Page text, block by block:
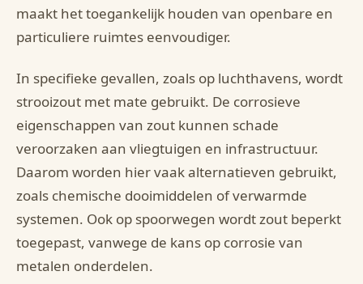
maakt het toegankelijk houden van openbare en
particuliere ruimtes eenvoudiger.
In specifieke gevallen, zoals op luchthavens, wordt
strooizout met mate gebruikt. De corrosieve
eigenschappen van zout kunnen schade
veroorzaken aan vliegtuigen en infrastructuur.
Daarom worden hier vaak alternatieven gebruikt,
zoals chemische dooimiddelen of verwarmde
systemen. Ook op spoorwegen wordt zout beperkt
toegepast, vanwege de kans op corrosie van
metalen onderdelen.